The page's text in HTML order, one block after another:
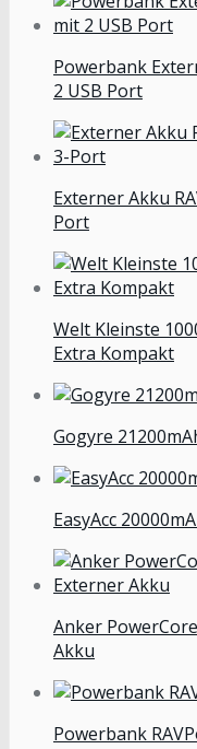
Powerbank
2 USB Port
Externer Akku
Port
Welt Kleinste
Extra Kompakt
Gogyre
EasyAcc
Anker
Akku
Powerbank